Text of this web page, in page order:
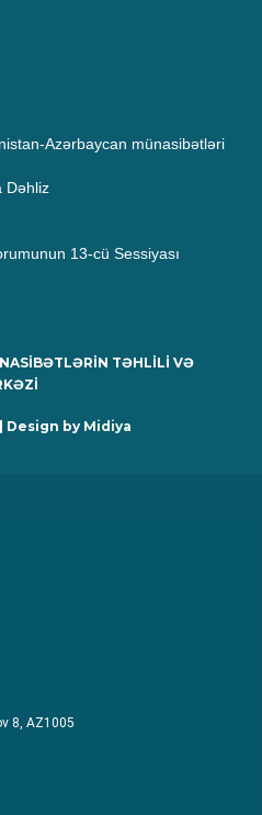
Azərbaycan münasibətləri
Dəhliz
13-cü Sessiyası
TƏHLİLİ VƏ
Design by Midiya
8, AZ1005